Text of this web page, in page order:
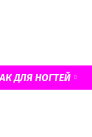
ДЛЯ НОГТЕЙ